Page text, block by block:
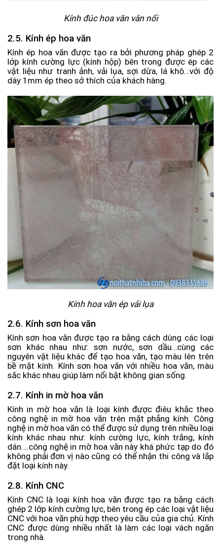
Kính đúc hoa văn vân nổi
2.5. Kính ép hoa văn
Kính ép hoa văn được tạo ra bởi phương pháp ghép 2
lớp kính cường lực (kính hộp) bên trong được ép các
vật liệu như tranh ảnh, vải lụa, sợi dừa, lá khô…với độ
dày 1mm ép theo sở thích của khách hàng.
Kính hoa văn ép vải lụa
2.6. Kính sơn hoa văn
Kính sơn hoa văn được tạo ra bằng cách dùng các loại
sơn khác nhau như: sơn nước, sơn dầu…cùng các
nguyên vật liệu khác để tạo hoa văn, tạo màu lên trên
bề mặt kính. Kính sơn hoa văn với nhiều hoa văn, màu
sắc khác nhau giúp làm nổi bật không gian sống.
2.7. Kính in mờ hoa văn
Kính in mờ hoa văn là loại kính được điêu khắc theo
công nghệ in mờ hoa văn trên mặt phẳng kính. Công
nghệ in mờ hoa văn có thể được sử dụng trên nhiều loại
kính khác nhau như: kính cường lực, kính trắng, kính
dán….công nghệ in mờ hoa văn này khá phức tạp do đó
không phải đơn vị nào cũng có thể nhận thi công và lắp
đặt loại kính này.
2.8. Kính CNC
Kính CNC là loại kính hoa văn được tạo ra bằng cách
ghép 2 lớp kính cường lực, bên trong ép các loại vật liệu
CNC với hoa văn phù hợp theo yêu cầu của gia chủ. Kính
CNC được dùng nhiều nhất là làm các loại vách ngăn
trong nhà.